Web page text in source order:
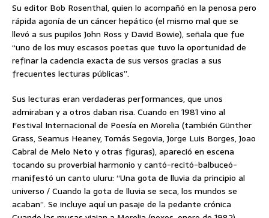
Su editor Bob Rosenthal, quien lo acompañó en la penosa pero
rápida agonía de un cáncer hepático (el mismo mal que se
llevó a sus pupilos John Ross y David Bowie), señala que fue
“uno de los muy escasos poetas que tuvo la oportunidad de
refinar la cadencia exacta de sus versos gracias a sus
frecuentes lecturas públicas”.
Sus lecturas eran verdaderas performances, que unos
admiraban y a otros daban risa. Cuando en 1981 vino al
Festival Internacional de Poesía en Morelia (también Günther
Grass, Seamus Heaney, Tomás Segovia, Jorge Luis Borges, Joao
Cabral de Melo Neto y otras figuras), apareció en escena
tocando su proverbial harmonio y cantó-recitó-balbuceó-
manifestó un canto uluru: “Una gota de lluvia da principio al
universo / Cuando la gota de lluvia se seca, los mundos se
acaban”. Se incluye aquí un pasaje de la pedante crónica